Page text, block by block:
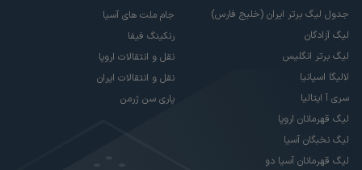
جدول لیگ برتر ایران (خلیج فارس)
لیگ آزادگان
لیگ برتر انگلیس
لالیگا اسپانیا
سری آ ایتالیا
لیگ قهرمانان اروپا
لیگ نخبگان آسیا
لیگ قهرمانان آسیا دو
جام ملت های آسیا
رنکینگ فیفا
نقل و انتقالات اروپا
نقل و انتقالات ایران
پاری سن ژرمن